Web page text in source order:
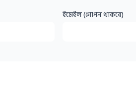
ইমেইল (গোপন থাকবে)